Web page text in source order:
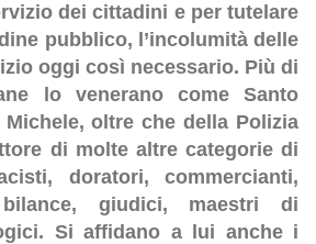
dei cittadini e per tutelare
pubblico, l’incolumità delle
oggi così necessario. Più di
lo venerano come Santo
oltre che della Polizia
di molte altre categorie di
doratori, commercianti,
giudici, maestri di
Si affidano a lui anche i